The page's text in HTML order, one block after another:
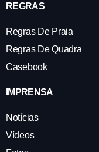
REGRAS
Regras De Praia
Regras De Quadra
Casebook
IMPRENSA
Notícias
Vídeos